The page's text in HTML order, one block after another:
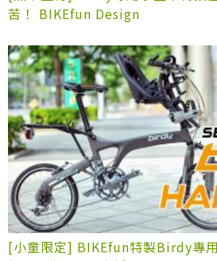
苦！ BIKEfun Design
[小童限定] BIKEfun特製Birdy專